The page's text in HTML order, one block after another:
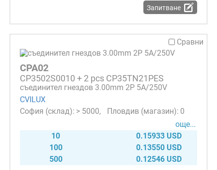
Запитване
Сравни
CPA02
CP3502S0010 + 2 pcs CP35TN21PES
съединител гнездов 3.00mm 2P 5A/250V
CVILUX
> 5000
0
още...
10
0.15933 USD
100
0.13550 USD
500
0.12546 USD